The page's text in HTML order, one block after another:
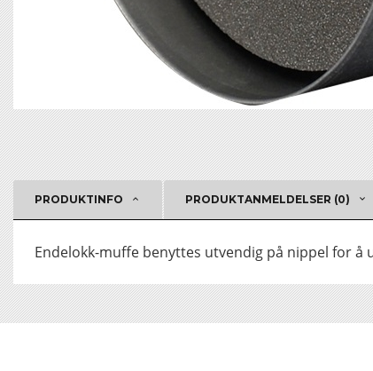
PRODUKTINFO PRODUKTANMELDELSER (0)
Endelokk-muffe benyttes utvendig på nippel for